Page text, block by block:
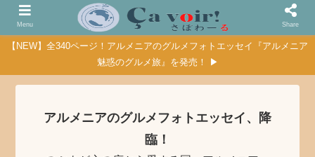
【NEW】全340ページ！アルメニアのグルメフォトエッセイ『アルメニア
魅惑のグルメ旅』を発売！ ▶
アルメニアのグルメフォトエッセイ、降
臨！
Menu Share